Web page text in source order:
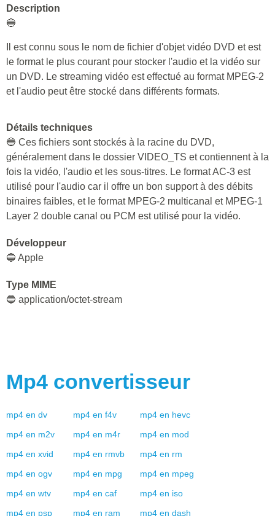
Description
🔵
Il est connu sous le nom de fichier d'objet vidéo DVD et est
le format le plus courant pour stocker l'audio et la vidéo sur
un DVD. Le streaming vidéo est effectué au format MPEG-2
et l'audio peut être stocké dans différents formats.
Détails techniques
🔵 Ces fichiers sont stockés à la racine du DVD,
généralement dans le dossier VIDEO_TS et contiennent à la
fois la vidéo, l'audio et les sous-titres. Le format AC-3 est
utilisé pour l'audio car il offre un bon support à des débits
binaires faibles, et le format MPEG-2 multicanal et MPEG-1
Layer 2 double canal ou PCM est utilisé pour la vidéo.
Développeur
🔵 Apple
Type MIME
🔵 application/octet-stream
Mp4 convertisseur
mp4 en dv mp4 en f4v mp4 en hevc
mp4 en m2v mp4 en m4r mp4 en mod
mp4 en xvid mp4 en rmvb mp4 en rm
mp4 en ogv mp4 en mpg mp4 en mpeg
mp4 en wtv mp4 en caf mp4 en iso
mp4 en psp mp4 en ram mp4 en dash